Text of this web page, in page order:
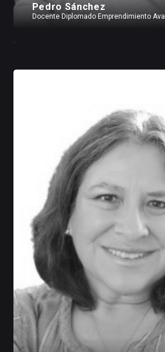
Pedro Sánchez
Docente Diplomado Emprendimiento